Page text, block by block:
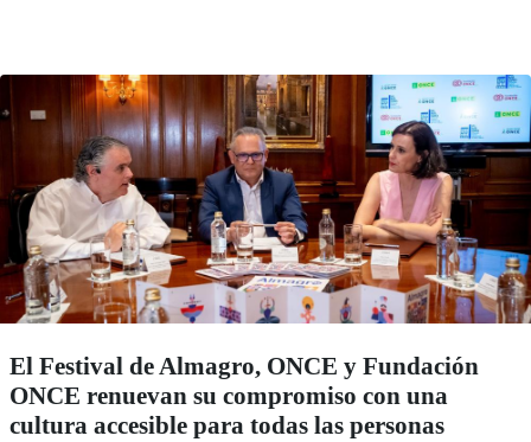
El Festival de Almagro, ONCE y Fundación
ONCE renuevan su compromiso con una
cultura accesible para todas las personas